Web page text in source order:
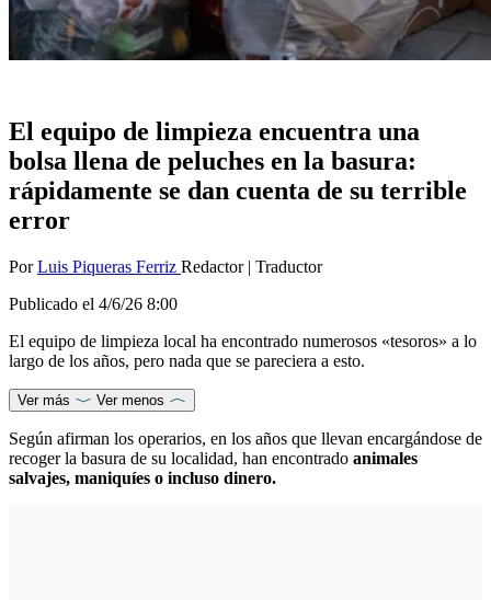
El equipo de limpieza encuentra una
bolsa llena de peluches en la basura:
rápidamente se dan cuenta de su terrible
error
PorLuis Piqueras Ferriz Redactor | Traductor
Publicado el 4/6/26 8:00
El equipo de limpieza local ha encontrado numerosos «tesoros» a lo
largo de los años, pero nada que se pareciera a esto.
Ver más Ver menos
Según afirman los operarios, en los años que llevan encargándose de
recoger la basura de su localidad, han encontrado animales
salvajes, maniquíes o incluso dinero.